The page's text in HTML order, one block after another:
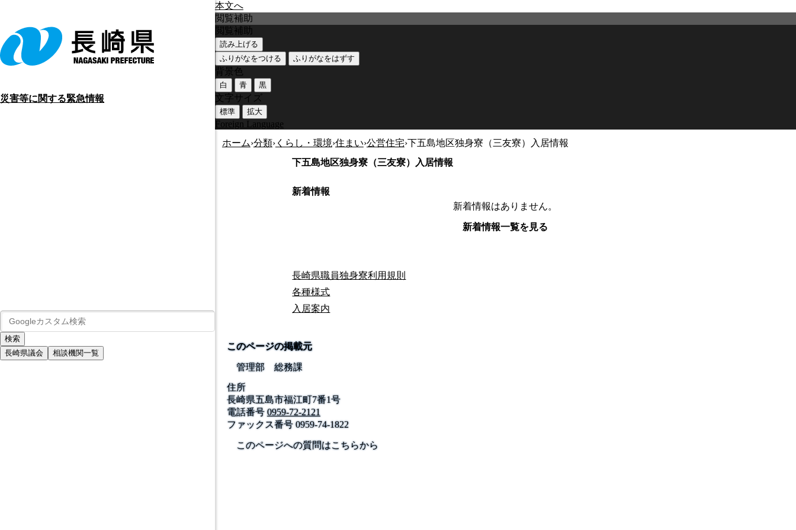
本文へ
災害等に関する緊急情報
長崎県議会 相談機関一覧
閲覧補助
閲覧補助
読み上げる
ふりがなをつける
ふりがなをはずす
背景色
白 青 黒
文字サイズ
標準 拡大
Foreign Language
ホーム›分類›くらし・環境›住まい›公営住宅›下五島地区独身寮（三友寮）入居情報
下五島地区独身寮（三友寮）入居情報
新着情報
新着情報はありません。
新着情報一覧を見る
長崎県職員独身寮利用規則
各種様式
入居案内
このページの掲載元
管理部 総務課
住所
長崎県五島市福江町7番1号
電話番号 0959-72-2121
ファックス番号0959-74-1822
このページへの質問はこちらから
公式SNS
このサイトについて
長崎県庁